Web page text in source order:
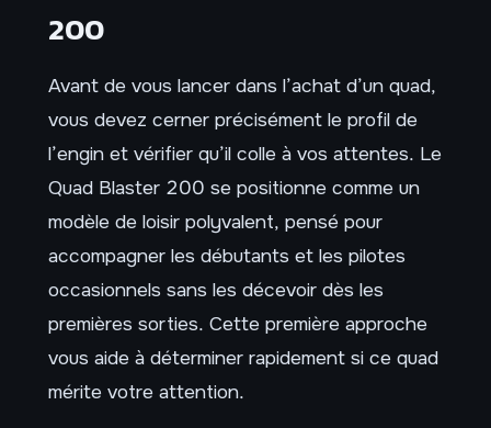
200
Avant de vous lancer dans l’achat d’un quad,
vous devez cerner précisément le profil de
l’engin et vérifier qu’il colle à vos attentes. Le
Quad Blaster 200 se positionne comme un
modèle de loisir polyvalent, pensé pour
accompagner les débutants et les pilotes
occasionnels sans les décevoir dès les
premières sorties. Cette première approche
vous aide à déterminer rapidement si ce quad
mérite votre attention.